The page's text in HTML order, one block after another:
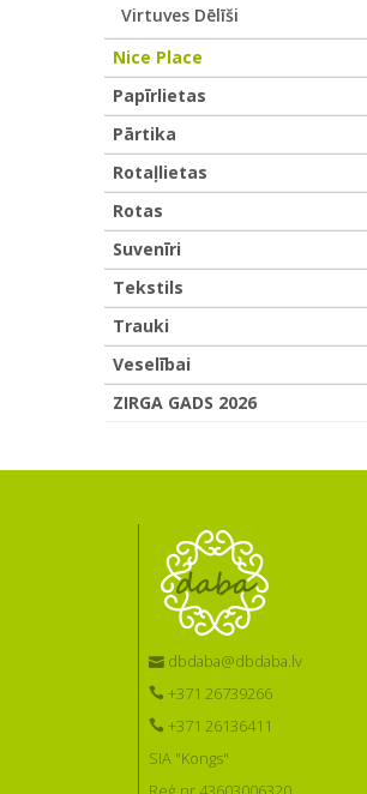
Virtuves Dēlīši
Nice Place
Papīrlietas
Pārtika
Rotaļlietas
Rotas
Suvenīri
Tekstils
Trauki
Veselībai
ZIRGA GADS 2026
dbdaba@dbdaba.lv
+371 26739266
+371 26136411
SIA "Kongs"